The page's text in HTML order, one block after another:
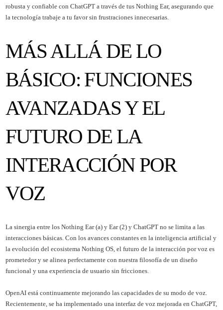
robusta y confiable con ChatGPT a través de tus Nothing Ear, asegurando que
la tecnología trabaje a tu favor sin frustraciones innecesarias.
MÁS ALLÁ DE LO
BÁSICO: FUNCIONES
AVANZADAS Y EL
FUTURO DE LA
INTERACCIÓN POR
VOZ
La sinergia entre los Nothing Ear (a) y Ear (2) y ChatGPT no se limita a las
interacciones básicas. Con los avances constantes en la inteligencia artificial y
la evolución del ecosistema Nothing OS, el futuro de la interacción por voz es
prometedor y se alinea perfectamente con nuestra filosofía de un diseño
funcional y una experiencia de usuario sin fricciones.
OpenAI está continuamente mejorando las capacidades de su modo de voz.
Recientemente, se ha implementado una interfaz de voz mejorada en ChatGPT,